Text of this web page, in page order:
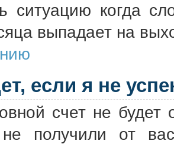
ситуацию когда
выпадает на
если я не
счет не
получили от